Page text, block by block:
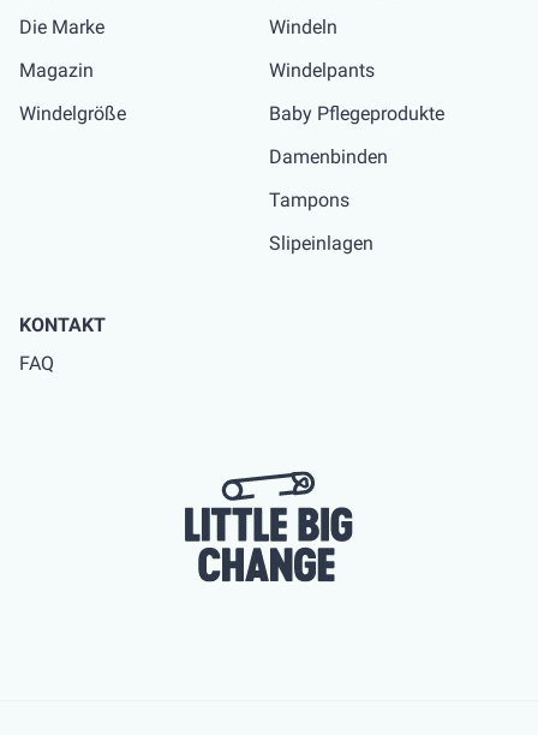
Die Marke
Magazin
Windelgröße
Windeln
Windelpants
Baby Pflegeprodukte
Damenbinden
Tampons
Slipeinlagen
KONTAKT
FAQ